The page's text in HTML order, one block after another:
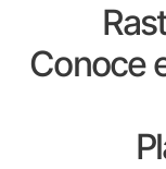
Conoce